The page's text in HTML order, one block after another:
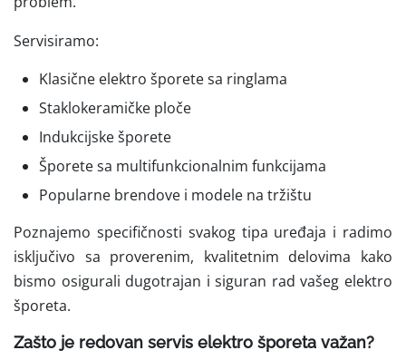
Servisiramo:
Klasične elektro šporete sa ringlama
Staklokeramičke ploče
Indukcijske šporete
Šporete sa multifunkcionalnim funkcijama
Popularne brendove i modele na tržištu
Poznajemo specifičnosti svakog tipa uređaja i radimo
isključivo sa proverenim, kvalitetnim delovima kako
bismo osigurali dugotrajan i siguran rad vašeg elektro
šporeta.
Zašto je redovan servis elektro šporeta važan?